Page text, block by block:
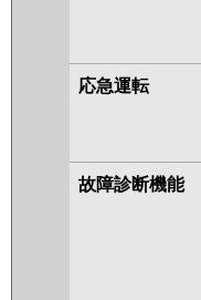
応急運転
故障診断機能